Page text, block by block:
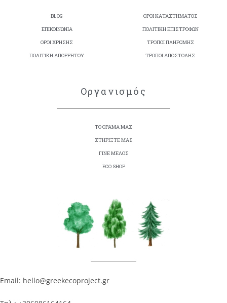
BLOG
ΕΠΙΚΟΙΝΩΝΙΑ
ΟΡΟΙ ΧΡΗΣΗΣ
ΠΟΛΙΤΙΚΗ ΑΠΟΡΡΗΤΟΥ
ΟΡΟΙ ΚΑΤΑΣΤΗΜΑΤΟΣ
ΠΟΛΙΤΙΚΗ ΕΠΙΣΤΡΟΦΩΝ
ΤΡΟΠΟΙ ΠΛΗΡΩΜΗΣ
ΤΡΟΠΟΙ ΑΠΟΣΤΟΛΗΣ
Οργανισμός
ΤΟ ΟΡΑΜΑ ΜΑΣ
ΣΤΗΡΙΞΤΕ ΜΑΣ
ΓΙΝΕ ΜΕΛΟΣ
ECO SHOP
Email: hello@greekecoproject.gr